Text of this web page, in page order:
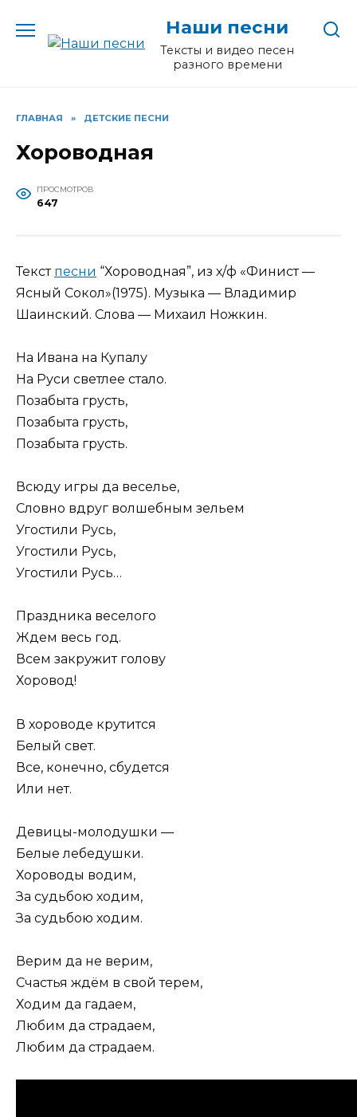
содержанию
Наши песни
Тексты и видео песен
разного времени
ГЛАВНАЯ » ДЕТСКИЕ ПЕСНИ
Хороводная
ПРОСМОТРОВ
647
Текст песни “Хороводная”, из х/ф «Финист —
Ясный Сокол»(1975). Музыка — Владимир
Шаинский. Слова — Михаил Ножкин.
На Ивана на Купалу
На Руси светлее стало.
Позабыта грусть,
Позабыта грусть,
Позабыта грусть.
Всюду игры да веселье,
Словно вдруг волшебным зельем
Угостили Русь,
Угостили Русь,
Угостили Русь…
Праздника веселого
Ждем весь год.
Всем закружит голову
Хоровод!
В хороводе крутится
Белый свет.
Все, конечно, сбудется
Или нет.
Девицы-молодушки —
Белые лебедушки.
Хороводы водим,
За судьбою ходим,
За судьбою ходим.
Верим да не верим,
Счастья ждём в свой терем,
Ходим да гадаем,
Любим да страдаем,
Любим да страдаем.